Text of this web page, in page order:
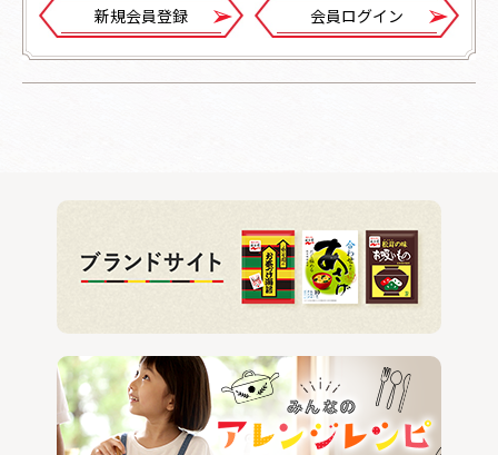
新規会員登録 会員ログイン